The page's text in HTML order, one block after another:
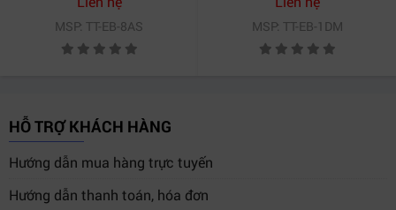
MSP: TT-EB-8AS MSP: TT-EB-1DM
HỖ TRỢ KHÁCH HÀNG
Hướng dẫn mua hàng trực tuyến
Hướng dẫn thanh toán, hóa đơn